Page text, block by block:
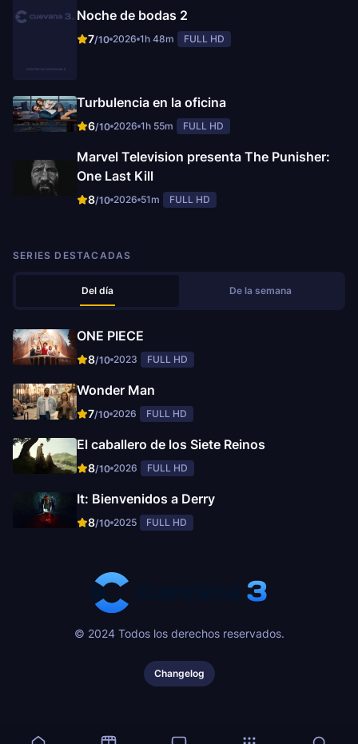
Noche de bodas 2
7/10 2026 1h 48m FULL HD
Turbulencia en la oficina
6/10 2026 1h 55m FULL HD
Marvel Television presenta The Punisher:
One Last Kill
8/10 2026 51m FULL HD
SERIES DESTACADAS
Del día De la semana
ONE PIECE
8/10 2023 FULL HD
Wonder Man
7/10 2026 FULL HD
El caballero de los Siete Reinos
8/10 2026 FULL HD
It: Bienvenidos a Derry
8/10 2025 FULL HD
© 2024 Todos los derechos reservados.
Changelog